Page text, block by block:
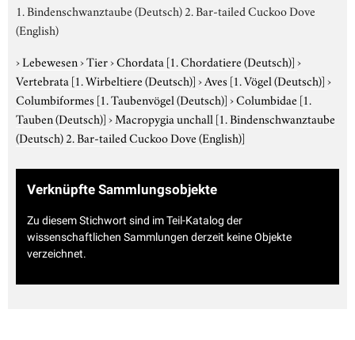
1. Bindenschwanztaube (Deutsch) 2. Bar-tailed Cuckoo Dove
(English)
›Lebewesen›Tier›Chordata [1. Chordatiere (Deutsch)]›
Vertebrata [1. Wirbeltiere (Deutsch)]›Aves [1. Vögel (Deutsch)]›
Columbiformes [1. Taubenvögel (Deutsch)]›Columbidae [1.
Tauben (Deutsch)]›Macropygia unchall [1. Bindenschwanztaube
(Deutsch) 2. Bar-tailed Cuckoo Dove (English)]
Verknüpfte Sammlungsobjekte
Zu diesem Stichwort sind im Teil-Katalog der
wissenschaftlichen Sammlungen derzeit keine Objekte
verzeichnet.